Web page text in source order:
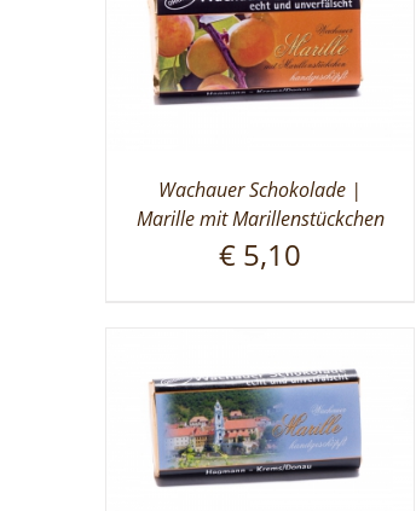
Wachauer Schokolade |
Marille mit Marillenstückchen
€ 5,10